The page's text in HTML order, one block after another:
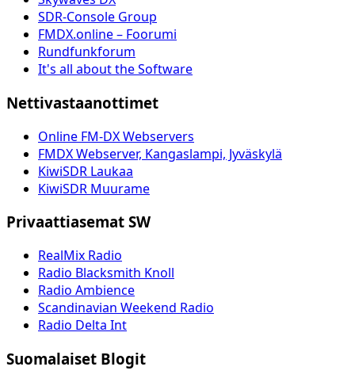
SDR-Console Group
FMDX.online – Foorumi
Rundfunkforum
It's all about the Software
Nettivastaanottimet
Online FM-DX Webservers
FMDX Webserver, Kangaslampi, Jyväskylä
KiwiSDR Laukaa
KiwiSDR Muurame
Privaattiasemat SW
RealMix Radio
Radio Blacksmith Knoll
Radio Ambience
Scandinavian Weekend Radio
Radio Delta Int
Suomalaiset Blogit